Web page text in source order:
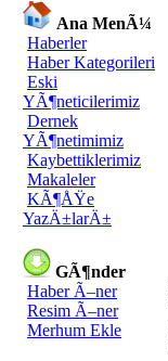
Ana MenÃ¼
Haberler
Haber Kategorileri
Eski
YÃ¶neticilerimiz
Dernek
YÃ¶netimimiz
Kaybettiklerimiz
Makaleler
KÃ¶ÅŸe
YazÄ±larÄ±
GÃ¶nder
Haber Ã–ner
Resim Ã–ner
Merhum Ekle